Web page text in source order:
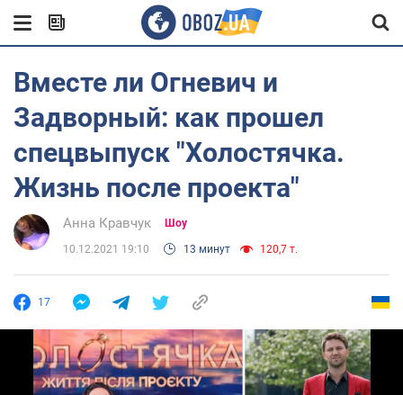
Вместе ли Огневич и
Задворный: как прошел
спецвыпуск "Холостячка.
Жизнь после проекта"
Анна Кравчук Шоу
10.12.2021 19:10 13 минут 120,7 т.
17